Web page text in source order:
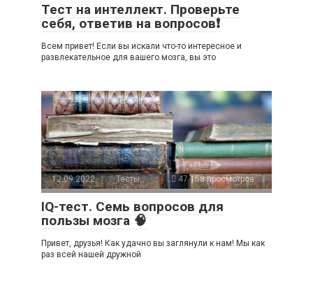
Тест на интеллект. Проверьте
себя, ответив на вопросов❗
Всем привет! Если вы искали что-то интересное и
развлекательное для вашего мозга, вы это
12.09.2022 Тесты 47 158 просмотров
IQ-тест. Семь вопросов для
пользы мозга 🧠
Привет, друзья! Как удачно вы заглянули к нам! Мы как
раз всей нашей дружной